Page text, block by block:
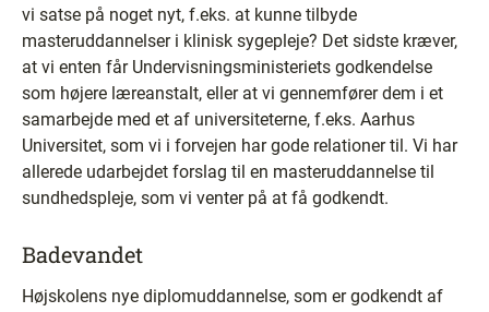
vi satse på noget nyt, f.eks. at kunne tilbyde
masteruddannelser i klinisk sygepleje? Det sidste kræver,
at vi enten får Undervisningsministeriets godkendelse
som højere læreanstalt, eller at vi gennemfører dem i et
samarbejde med et af universiteterne, f.eks. Aarhus
Universitet, som vi i forvejen har gode relationer til. Vi har
allerede udarbejdet forslag til en masteruddannelse til
sundhedspleje, som vi venter på at få godkendt.
Badevandet
Højskolens nye diplomuddannelse, som er godkendt af